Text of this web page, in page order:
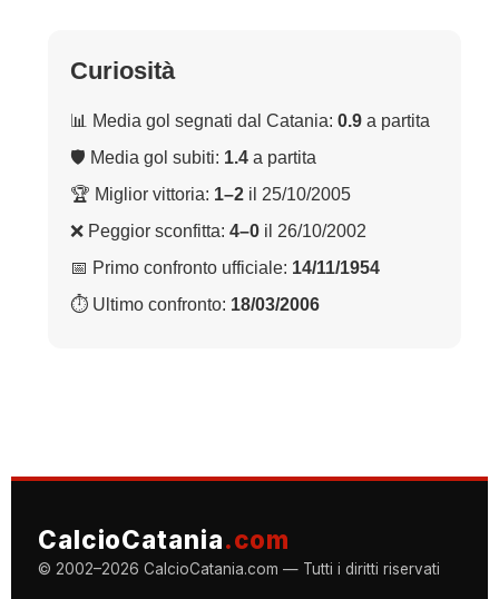
Curiosità
📊 Media gol segnati dal Catania: 0.9 a partita
🛡 Media gol subiti: 1.4 a partita
🏆 Miglior vittoria: 1–2 il 25/10/2005
❌ Peggior sconfitta: 4–0 il 26/10/2002
📅 Primo confronto ufficiale: 14/11/1954
⏱ Ultimo confronto: 18/03/2006
CalcioCatania.com
© 2002–2026 CalcioCatania.com — Tutti i diritti riservati